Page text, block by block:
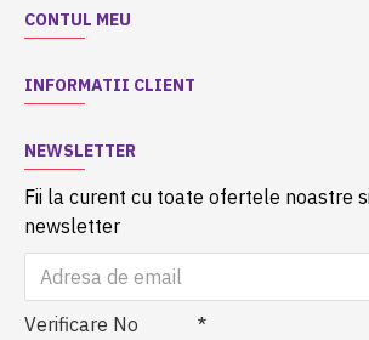
CONTUL MEU
INFORMATII CLIENT
NEWSLETTER
Fii la curent cu toate ofertele noastre
newsletter
Verificare No